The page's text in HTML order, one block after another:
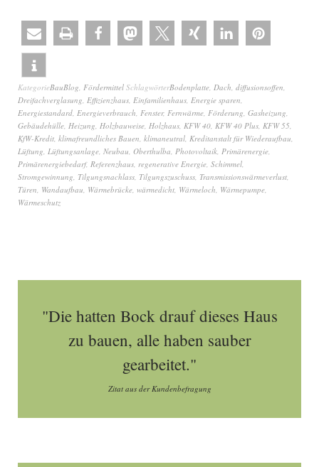
KategorieBauBlog, Fördermittel SchlagwörterBodenplatte, Dach, diffusionsoffen,
Dreifachverglasung, Effizienzhaus, Einfamilienhaus, Energie sparen,
Energiestandard, Energieverbrauch, Fenster, Fernwärme, Förderung, Gasheizung,
Gebäudehülle, Heizung, Holzbauweise, Holzhaus, KFW 40, KFW 40 Plus, KFW 55,
KfW-Kredit, klimafreundliches Bauen, klimaneutral, Kreditanstalt für Wiederaufbau,
Lüftung, Lüftungsanlage, Neubau, Oberthulba, Photovoltaik, Primärenergie,
Primärenergiebedarf, Referenzhaus, regenerative Energie, Schimmel,
Stromgewinnung, Tilgungsnachlass, Tilgungszuschuss, Transmissionswärmeverlust,
Türen, Wandaufbau, Wärmebrücke, wärmedicht, Wärmeloch, Wärmepumpe,
Wärmeschutz
"Die hatten Bock drauf dieses Haus
zu bauen, alle haben sauber
gearbeitet."
Zitat aus der Kundenbefragung